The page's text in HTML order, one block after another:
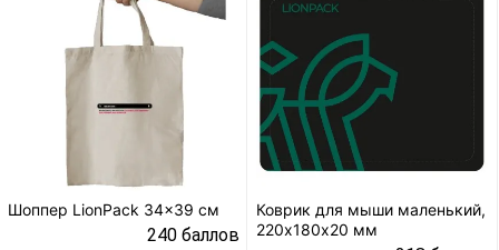
Шоппер LionPack 34x39 см
240 баллов
Коврик для мыши маленький,
220х180х20 мм